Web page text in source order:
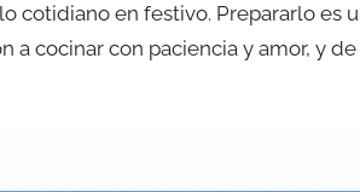
cotidiano en festivo. Prepararlo es
a cocinar con paciencia y amor, y